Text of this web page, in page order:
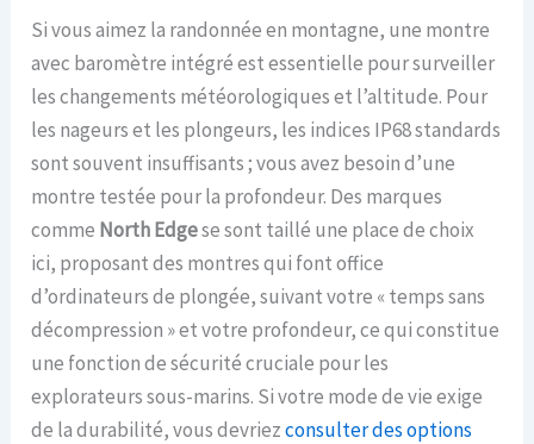
Si vous aimez la randonnée en montagne, une montre
avec baromètre intégré est essentielle pour surveiller
les changements météorologiques et l’altitude. Pour
les nageurs et les plongeurs, les indices IP68 standards
sont souvent insuffisants ; vous avez besoin d’une
montre testée pour la profondeur. Des marques
comme North Edgese sont taillé une place de choix
ici, proposant des montres qui font office
d’ordinateurs de plongée, suivant votre « temps sans
décompression » et votre profondeur, ce qui constitue
une fonction de sécurité cruciale pour les
explorateurs sous-marins. Si votre mode de vie exige
de la durabilité, vous devriezconsulter des options